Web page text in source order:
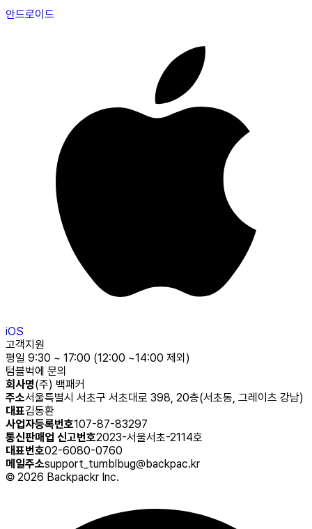
안드로이드
iOS
고객지원
평일 9:30 ~ 17:00 (12:00 ~14:00 제외)
텀블벅에 문의
회사명(주) 백패커
주소서울특별시 서초구 서초대로 398, 20층(서초동, 그레이츠 강남)
대표김동환
사업자등록번호107-87-83297
통신판매업 신고번호2023-서울서초-2114호
대표번호02-6080-0760
메일주소support_tumblbug@backpac.kr
© 2026 Backpackr Inc.